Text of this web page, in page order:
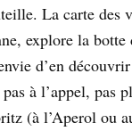
La carte des
explore la botte
d’en
à l’appel, pas
(à l’Aperol ou